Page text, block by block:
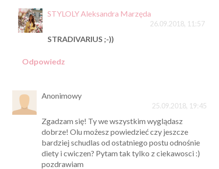
STYLOLY Aleksandra Marzęda
26.09.2018, 11:57
STRADIVARIUS ;-))
Odpowiedz
Anonimowy
25.09.2018, 19:45
Zgadzam się! Ty we wszystkim wyglądasz
dobrze! Olu możesz powiedzieć czy jeszcze
bardziej schudlas od ostatniego postu odnośnie
diety i cwiczen? Pytam tak tylko z ciekawosci :)
pozdrawiam